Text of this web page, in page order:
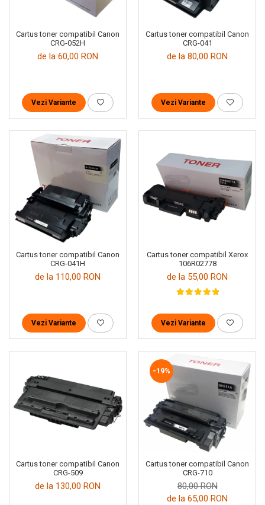
Cartus toner compatibil Canon
CRG-052H
de la 60,00 RON
Vezi Variante
Cartus toner compatibil Canon
CRG-041
de la 80,00 RON
Vezi Variante
Cartus toner compatibil Canon
CRG-041H
de la 110,00 RON
Vezi Variante
Cartus toner compatibil Xerox
106R02778
de la 55,00 RON
Vezi Variante
Cartus toner compatibil Canon
CRG-509
de la 130,00 RON
-19%
Cartus toner compatibil Canon
CRG-710
80,00 RON
de la 65,00 RON